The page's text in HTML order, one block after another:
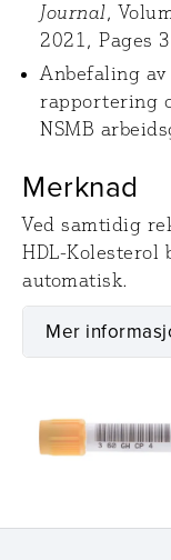
Journal,
2021, Pages
Anbefaling
rapportering
NSMB
Merknad
Ved samtidig
HDL-Kolesterol
automatisk.
Mer
Prøvetaking
Utstyr